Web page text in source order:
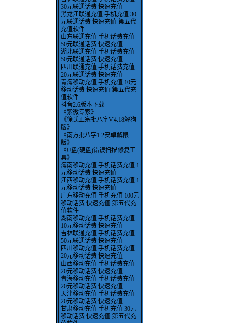
30元联通话费 快速充值
黑龙江联通充值 手机充值 30
元联通话费 快速充值 第五代
充值软件
山东联通充值 手机话费充值
50元联通话费 快速充值
湖北联通充值 手机话费充值
50元联通话费 快速充值
四川联通充值 手机话费充值
20元联通话费 快速充值
青海移动充值 手机充值 10元
移动话费 快速充值 第五代充
值软件
抖音2.6版本下载
《紫微专家》
《徐氏正宗批八字V4.18解狗
版》
《南方批八字1.2安卓解限
版》
《U盘(硬盘)错误扫描修复工
具》
海南移动充值 手机话费充值 1
元移动话费 快速充值
江西移动充值 手机话费充值 1
元移动话费 快速充值
广东移动充值 手机充值 100元
移动话费 快速充值 第五代充
值软件
湖南移动充值 手机话费充值
10元移动话费 快速充值
吉林联通充值 手机话费充值
50元联通话费 快速充值
四川移动充值 手机话费充值
20元移动话费 快速充值
山西移动充值 手机话费充值
20元移动话费 快速充值
青海移动充值 手机话费充值
20元移动话费 快速充值
天津移动充值 手机话费充值
20元移动话费 快速充值
甘肃移动充值 手机充值 30元
移动话费 快速充值 第五代充